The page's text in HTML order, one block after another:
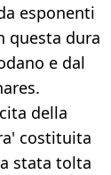
esponenti
questa dura
e dal
della
costituita
stata tolta